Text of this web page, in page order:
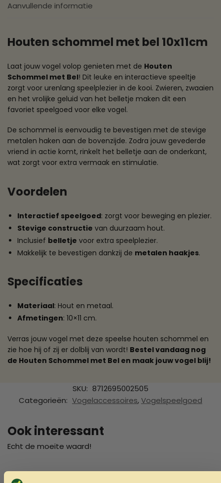
Aanvullende informatie
Houten schommel met bel 10x11cm
Laat jouw vogel volop genieten met de Houten
Schommel met Bel! Dit leuke en interactieve speeltje
zorgt voor urenlang speelplezier in de kooi. Zwieren, zwaaien
en het vrolijke geluid van het belletje maken dit een
favoriet speelgoed voor elke vogel.
De schommel is eenvoudig te bevestigen met de stevige
metalen haken aan de bovenzijde. Zodra jouw gevederde
vriend in actie komt, rinkelt het belletje aan de onderkant,
wat zorgt voor extra vermaak en stimulatie.
Voordelen
Interactief speelgoed: zorgt voor beweging en plezier.
Stevige constructie van duurzaam hout.
Inclusief belletje voor extra speelplezier.
Makkelijk te bevestigen dankzij de metalen haakjes.
Specificaties
Materiaal: Hout en metaal.
Afmetingen: 10×11 cm.
Verras jouw vogel met deze speelse houten schommel en
zie hoe hij of zij er dolblij van wordt! Bestel vandaag nog
de Houten Schommel met Bel en maak jouw vogel blij!
SKU: 8712695002505
Categorieën: Vogelaccessoires,Vogelspeelgoed
Ook interessant
Echt de moeite waard!